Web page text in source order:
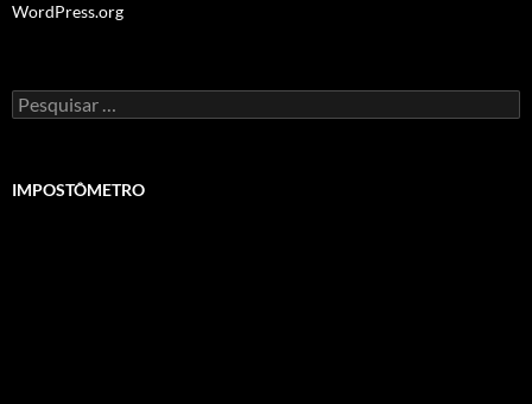
WordPress.org
Pesquisar
por:
IMPOSTÔMETRO